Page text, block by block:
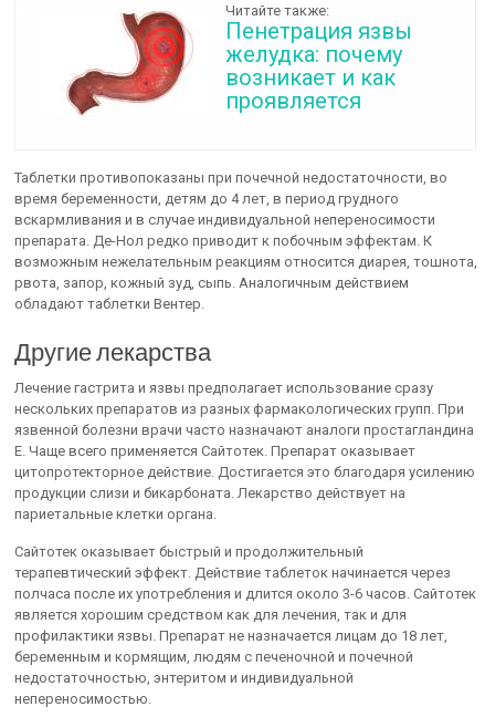
Читайте также:
Пенетрация язвы
желудка: почему
возникает и как
проявляется
Таблетки противопоказаны при почечной недостаточности, во
время беременности, детям до 4 лет, в период грудного
вскармливания и в случае индивидуальной непереносимости
препарата. Де-Нол редко приводит к побочным эффектам. К
возможным нежелательным реакциям относится диарея, тошнота,
рвота, запор, кожный зуд, сыпь. Аналогичным действием
обладают таблетки Вентер.
Другие лекарства
Лечение гастрита и язвы предполагает использование сразу
нескольких препаратов из разных фармакологических групп. При
язвенной болезни врачи часто назначают аналоги простагландина
E. Чаще всего применяется Сайтотек. Препарат оказывает
цитопротекторное действие. Достигается это благодаря усилению
продукции слизи и бикарбоната. Лекарство действует на
париетальные клетки органа.
Сайтотек оказывает быстрый и продолжительный
терапевтический эффект. Действие таблеток начинается через
полчаса после их употребления и длится около 3-6 часов. Сайтотек
является хорошим средством как для лечения, так и для
профилактики язвы. Препарат не назначается лицам до 18 лет,
беременным и кормящим, людям с печеночной и почечной
недостаточностью, энтеритом и индивидуальной
непереносимостью.